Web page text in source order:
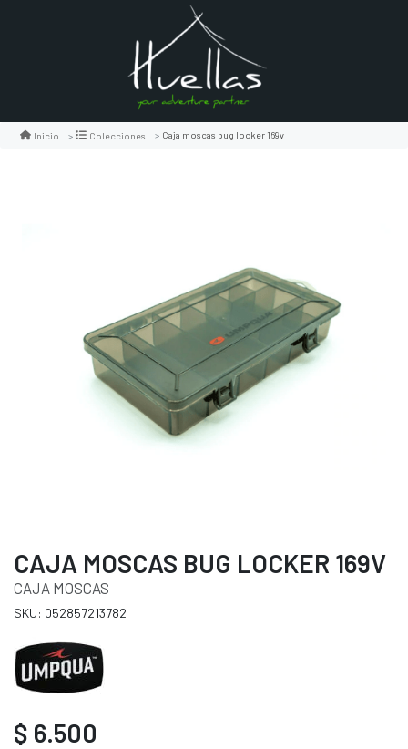
Inicio Colecciones Caja moscas bug locker 169v
CAJA MOSCAS BUG LOCKER 169V
CAJA MOSCAS
SKU: 052857213782
$ 6.500